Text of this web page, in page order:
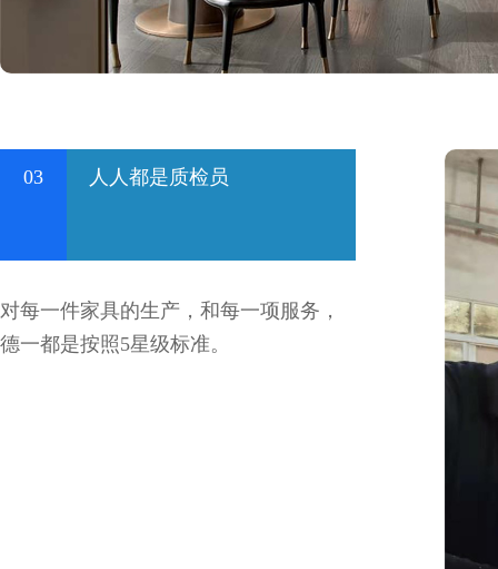
03 人人都是质检员
对每一件家具的生产，和每一项服务，
德一都是按照5星级标准。